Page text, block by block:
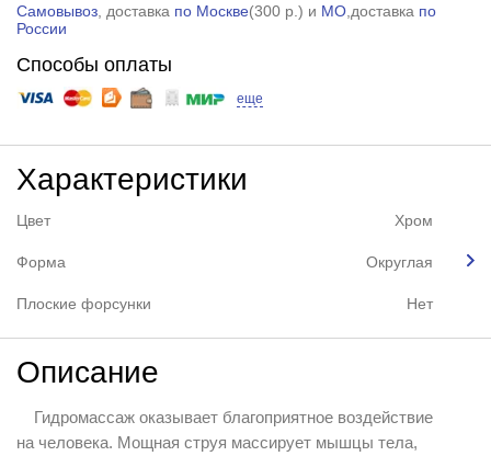
Самовывоз, доставка по Москве(300 р. ) и МО,доставка по
России
Способы оплаты
еще
Характеристики
Цвет Хром
Форма Округлая
Плоские форсунки Нет
Описание
Гидромассаж оказывает благоприятное воздействие
на человека. Мощная струя массирует мышцы тела,